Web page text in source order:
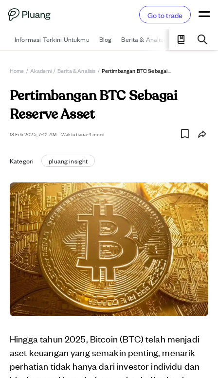
Go to trade
Informasi Terkini Untukmu Blog Berita & Analisis Pelajari
Home / Akademi / Berita & Analisis / Pertimbangan BTC Sebagai Reserve Asset
Pertimbangan BTC Sebagai
Reserve Asset
13 Feb 2025, 7:42 AM · Waktu baca: 4 menit
Kategori pluang insight
Hingga tahun 2025, Bitcoin (BTC) telah menjadi
aset keuangan yang semakin penting, menarik
perhatian tidak hanya dari investor individu dan